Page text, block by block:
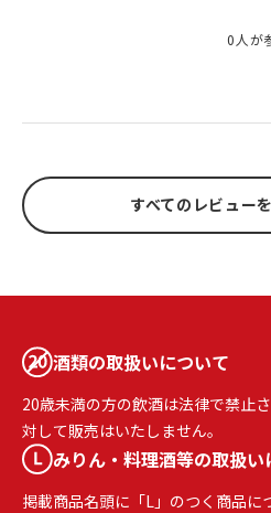
0人が
すべてのレビュー
酒類の取扱いについて
20歳未満の方の飲酒は法律で禁止
対して販売はいたしません。
みりん・料理酒等の取扱い
掲載商品名頭に「L」のつく商品に